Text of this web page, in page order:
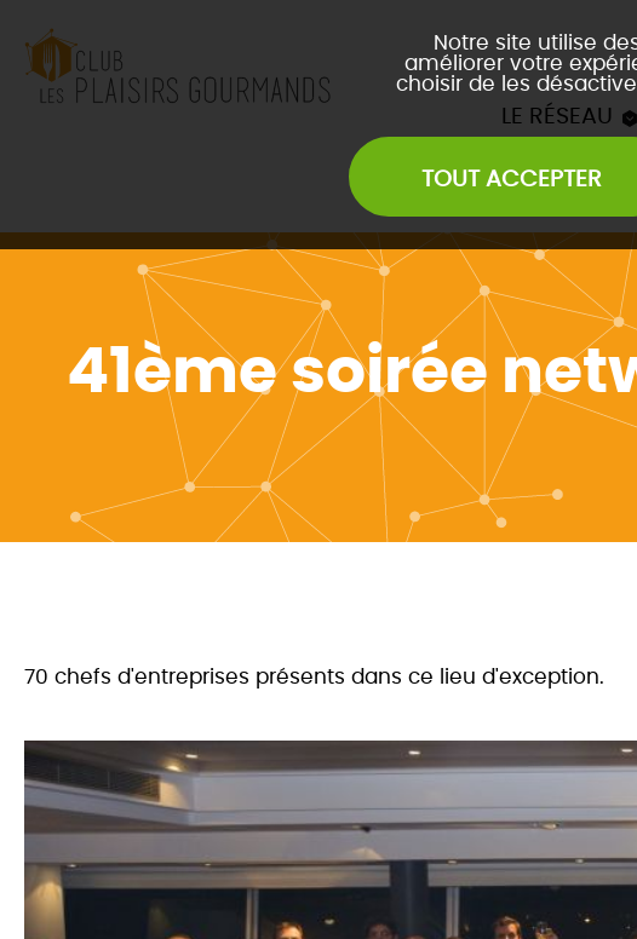
Notre site utilise
améliorer votre
choisir de les
TOUT ACCEPTER
LE RÉSEAU
Les Afterwork du Club
Évènements Inter Club
Les
Les event's
41ème soirée
70 chefs d'entreprises présents dans ce lieu d'exception.